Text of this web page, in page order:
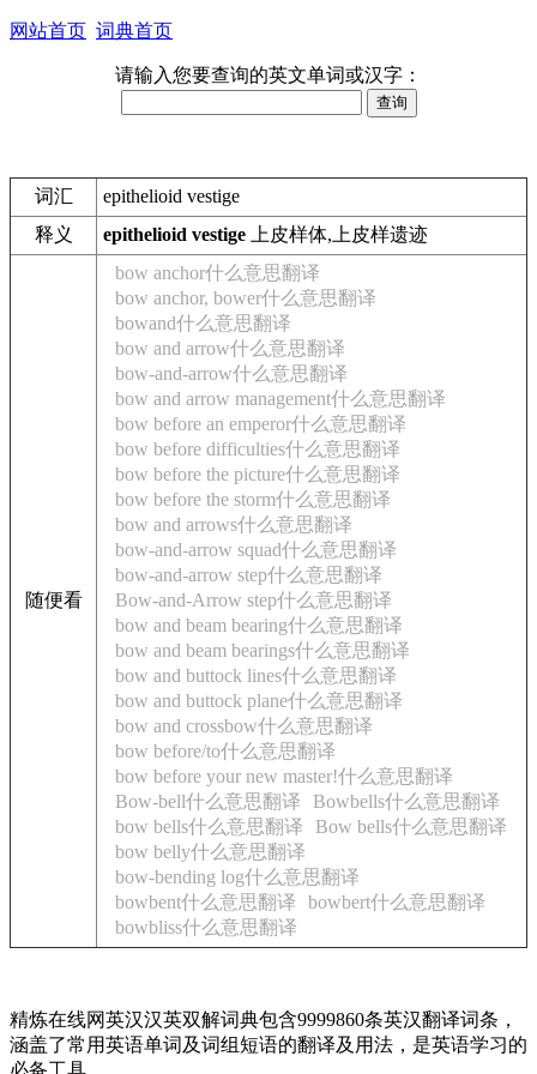
网站首页 词典首页
请输入您要查询的英文单词或汉字：
词汇
epithelioid vestige
释义
epithelioid vestige 上皮样体,上皮样遗迹
随便看
bow anchor什么意思翻译
bow anchor, bower什么意思翻译
bowand什么意思翻译
bow and arrow什么意思翻译
bow-and-arrow什么意思翻译
bow and arrow management什么意思翻译
bow before an emperor什么意思翻译
bow before difficulties什么意思翻译
bow before the picture什么意思翻译
bow before the storm什么意思翻译
bow and arrows什么意思翻译
bow-and-arrow squad什么意思翻译
bow-and-arrow step什么意思翻译
Bow-and-Arrow step什么意思翻译
bow and beam bearing什么意思翻译
bow and beam bearings什么意思翻译
bow and buttock lines什么意思翻译
bow and buttock plane什么意思翻译
bow and crossbow什么意思翻译
bow before/to什么意思翻译
bow before your new master!什么意思翻译
Bow-bell什么意思翻译
Bowbells什么意思翻译
bow bells什么意思翻译
Bow bells什么意思翻译
bow belly什么意思翻译
bow-bending log什么意思翻译
bowbent什么意思翻译
bowbert什么意思翻译
bowbliss什么意思翻译
精炼在线网英汉汉英双解词典包含9999860条英汉翻译词条，
涵盖了常用英语单词及词组短语的翻译及用法，是英语学习的
必备工具。